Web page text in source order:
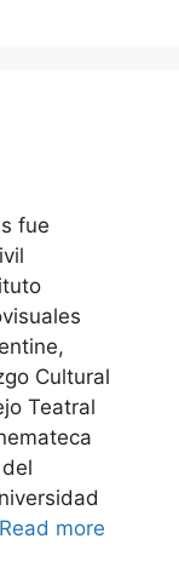
fue
Cultural
Teatral
Read more